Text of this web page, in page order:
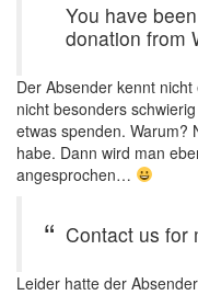
You have
donation from
Der Absender kennt
nicht besonders
etwas spenden. Warum?
habe. Dann wird man
angesprochen…
Contact us for
Leider hatte der